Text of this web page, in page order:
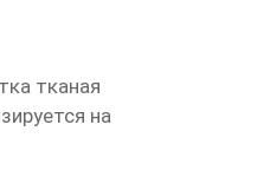
тканая
на